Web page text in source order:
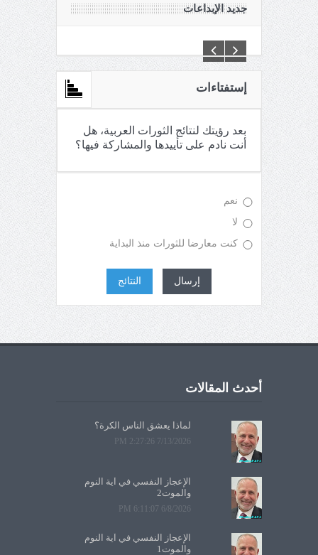
جديد الإبداعات
إستفتاءات
بعد رؤيتك لنتائج الثورات العربية، هل
أنت نادم على تأييدها والمشاركة فيها؟
نعم
لا
كنت معارضا للثورات منذ البداية
إرسال النتائج
أحدث المقالات
لماذا يعشق الناس الكرة؟
7/13/2026 2:27:26 PM
الإعجاز النفسي في آية النوم
والموت2
6/8/2026 6:11:07 PM
الإعجاز النفسي في آية النوم
والموت1